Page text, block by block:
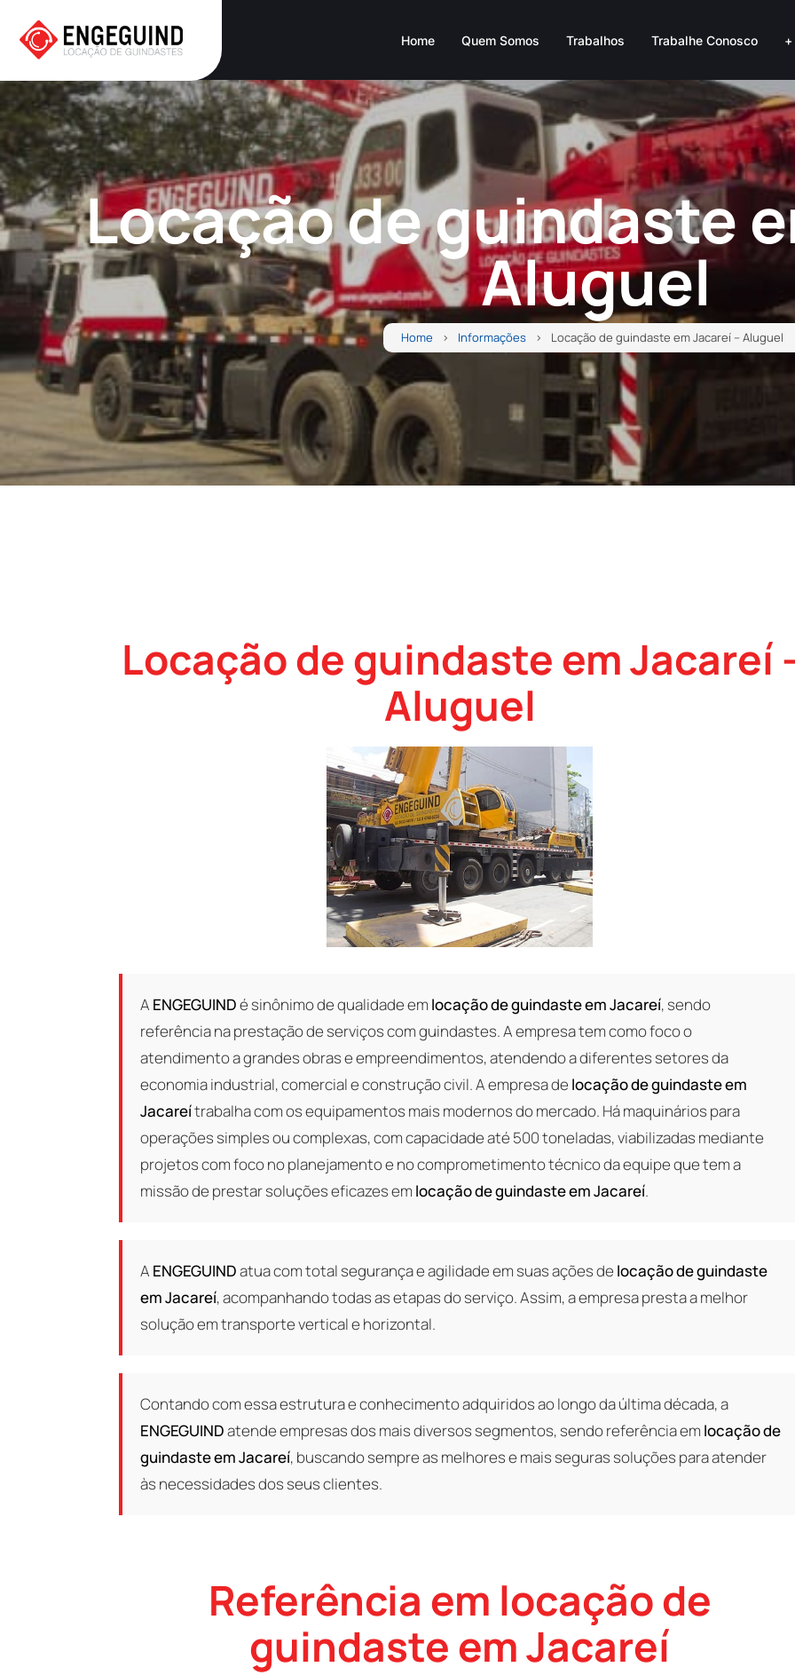
Home Quem Somos Trabalhos Trabalhe Conosco +
Locação de guindaste
Aluguel
Home Informações Locação de guindaste em Jacareí – Aluguel
Locação de guindaste em Jacareí
Aluguel
A ENGEGUINDé sinônimo de qualidade em locação de guindaste em Jacareí, sendo
referência na prestação de serviços com guindastes. A empresa tem como foco o
atendimento a grandes obras e empreendimentos, atendendo a diferentes setores da
economia industrial, comercial e construção civil. A empresa de locação de guindaste em
Jacareítrabalha com os equipamentos mais modernos do mercado. Há maquinários para
operações simples ou complexas, com capacidade até 500 toneladas, viabilizadas mediante
projetos com foco no planejamento e no comprometimento técnico da equipe que tem a
missão de prestar soluções eficazes em locação de guindaste em Jacareí.
A ENGEGUINDatua com total segurança e agilidade em suas ações de locação de guindaste
em Jacareí, acompanhando todas as etapas do serviço. Assim, a empresa presta a melhor
solução em transporte vertical e horizontal.
Contando com essa estrutura e conhecimento adquiridos ao longo da última década, a
ENGEGUINDatende empresas dos mais diversos segmentos, sendo referência em locação de
guindaste em Jacareí, buscando sempre as melhores e mais seguras soluções para atender
às necessidades dos seus clientes.
Referência em locação de
guindaste em Jacareí